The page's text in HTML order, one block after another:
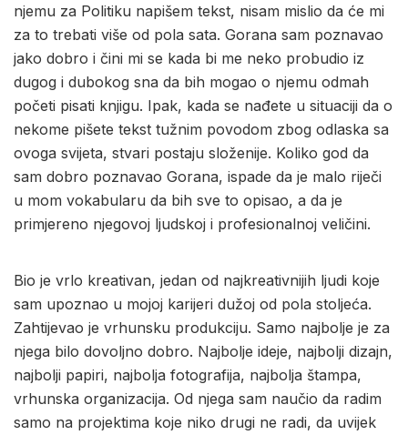
njemu za Politiku napišem tekst, nisam mislio da će mi
za to trebati više od pola sata. Gorana sam poznavao
jako dobro i čini mi se kada bi me neko probudio iz
dugog i dubokog sna da bih mogao o njemu odmah
početi pisati knjigu. Ipak, kada se nađete u situaciji da o
nekome pišete tekst tužnim povodom zbog odlaska sa
ovoga svijeta, stvari postaju složenije. Koliko god da
sam dobro poznavao Gorana, ispade da je malo riječi
u mom vokabularu da bih sve to opisao, a da je
primjereno njegovoj ljudskoj i profesionalnoj veličini.
Bio je vrlo kreativan, jedan od najkreativnijih ljudi koje
sam upoznao u mojoj karijeri dužoj od pola stoljeća.
Zahtijevao je vrhunsku produkciju. Samo najbolje je za
njega bilo dovoljno dobro. Najbolje ideje, najbolji dizajn,
najbolji papiri, najbolja fotografija, najbolja štampa,
vrhunska organizacija. Od njega sam naučio da radim
samo na projektima koje niko drugi ne radi, da uvijek